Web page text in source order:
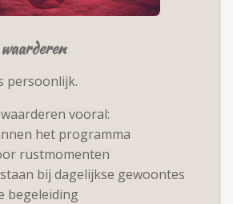
persoonlijk.
vooral:
het programma
rustmomenten
bij dagelijkse gewoontes
begeleiding